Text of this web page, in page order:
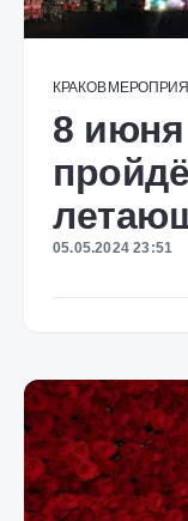
КРАКОВ
8
05.05.2024 23:51